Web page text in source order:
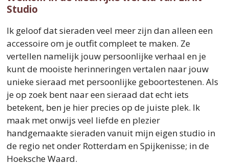
Studio
Ik geloof dat sieraden veel meer zijn dan alleen een
accessoire om je outfit compleet te maken. Ze
vertellen namelijk jouw persoonlijke verhaal en je
kunt de mooiste herinneringen vertalen naar jouw
unieke sieraad met persoonlijke geboortestenen. Als
je op zoek bent naar een sieraad dat echt iets
betekent, ben je hier precies op de juiste plek. Ik
maak met onwijs veel liefde en plezier
handgemaakte sieraden vanuit mijn eigen studio in
de regio net onder Rotterdam en Spijkenisse; in de
Hoeksche Waard.